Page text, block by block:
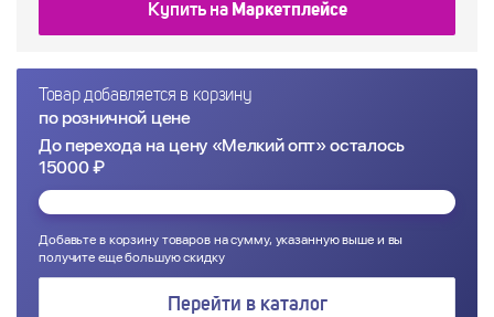
Купить на Маркетплейсе
Товар добавляется в корзину
по розничной цене
До перехода на цену «Мелкий опт» осталось
15000 ₽
Добавьте в корзину товаров на сумму, указанную выше и вы
получите еще большую скидку
Перейти в каталог